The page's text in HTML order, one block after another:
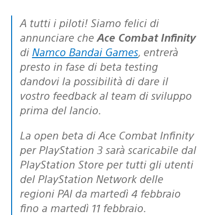
A tutti i piloti! Siamo felici di
annunciare che Ace Combat Infinity
di Namco Bandai Games, entrerà
presto in fase di beta testing
dandovi la possibilità di dare il
vostro feedback al team di sviluppo
prima del lancio.
La open beta di Ace Combat Infinity
per PlayStation 3 sarà scaricabile dal
PlayStation Store per tutti gli utenti
del PlayStation Network delle
regioni PAl da martedì 4 febbraio
fino a martedì 11 febbraio.